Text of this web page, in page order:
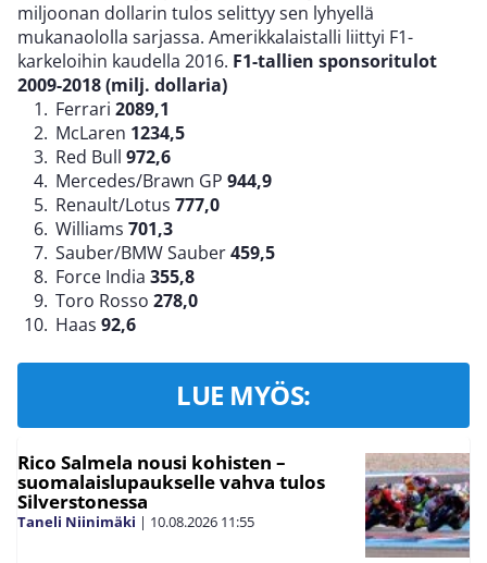
miljoonan dollarin tulos selittyy sen lyhyellä
mukanaololla sarjassa. Amerikkalaistalli liittyi F1-
karkeloihin kaudella 2016. F1-tallien sponsoritulot
2009-2018 (milj. dollaria)
Ferrari 2089,1
McLaren 1234,5
Red Bull 972,6
Mercedes/Brawn GP 944,9
Renault/Lotus 777,0
Williams 701,3
Sauber/BMW Sauber459,5
Force India 355,8
Toro Rosso 278,0
Haas 92,6
LUE MYÖS:
Rico Salmela nousi kohisten –
suomalaislupaukselle vahva tulos
Silverstonessa
Taneli Niinimäki | 10.08.2026 11:55